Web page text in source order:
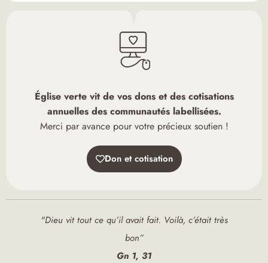
Église verte vit de vos dons et des cotisations
annuelles des communautés labellisées.
Merci par avance pour votre précieux soutien !
Don et cotisation
"Dieu vit tout ce qu’il avait fait. Voilà, c’était très
bon”
Gn 1, 31